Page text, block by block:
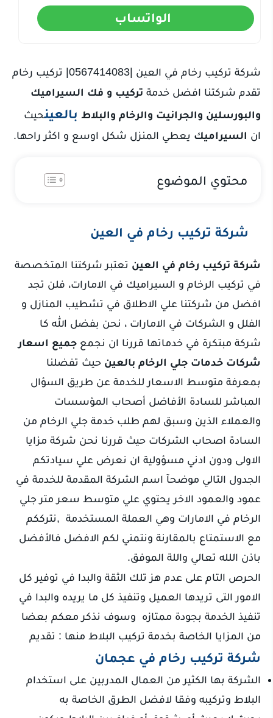
الواتساب
شركة تركيب رخام في العين |0567414083| تركيب رخام
تقدم شركتنا افضل خدمة تركيب و فك السيراميك
والبورسلين والجرانيت والرخام والبلاط بالعينحيث
ان السيراميك يعطي المنزل شكل اوسع و اكثر راحها.
محتوي الموضوع
شركة تركيب رخام في العين
شركة تركيب رخام في العين تعتبر شركتنا المتخصصة
في تركيب الرخام و السيراميك في الامارات، فلن تجد
افضل من شركتنا علي الاطلاق في تشطيب المنازل و
الفلل و الشركات في الامارات ، نحن بفضل الله كا
شركة مبتكرة في خدماتها قررنا ان نجمع جميع اسعار
شركات خدمات جلي الرخام بالعين حيث تفضلنا
بمعرفة متوسط الاسعار للخدمة عن طريق السؤال
المباشر للسادة الأفاضل أصحاب المؤسسات
والعملاء الذين وسبق لهم طلب خدمة جلي الرخام من
السادة اصحاب الشركات حيث قررنا نحن شركة مزايا
الاولى ودون ادني مسؤولية ان نعرض علي سيادتكم
الجدول التالي موضحآ اسم الشركة المقدمة للخدمة في
عمود والعمود الاخر يحتوي علي متوسط سعر متر جلي
الرخام في الامارات وهي العملة المستخدمة ,نترككم
مع الاستمتاع بالمقارنة ونتمني لكم الافضل فالأفضل
باذن اللله تعالي واللة الموفق.
الحرص التام على عدم هز تلك الثقة والبدا في توفير كل
الامور التى تريدها العميل وتنفيذ كل ما يريده والبدا في
تنفيذ الخدمة بجودة ممتازه وسوف نذكر معكم بعضا
من المزايا الخاصة بخدمة تركيب البلاط منها : تقديم
شركة تركيب رخام في عجمان
الشركة بها الكثير من العمال المدربين على استخدام
البلاط وتركيبه وفقا لافضل الطرق الخاصة به